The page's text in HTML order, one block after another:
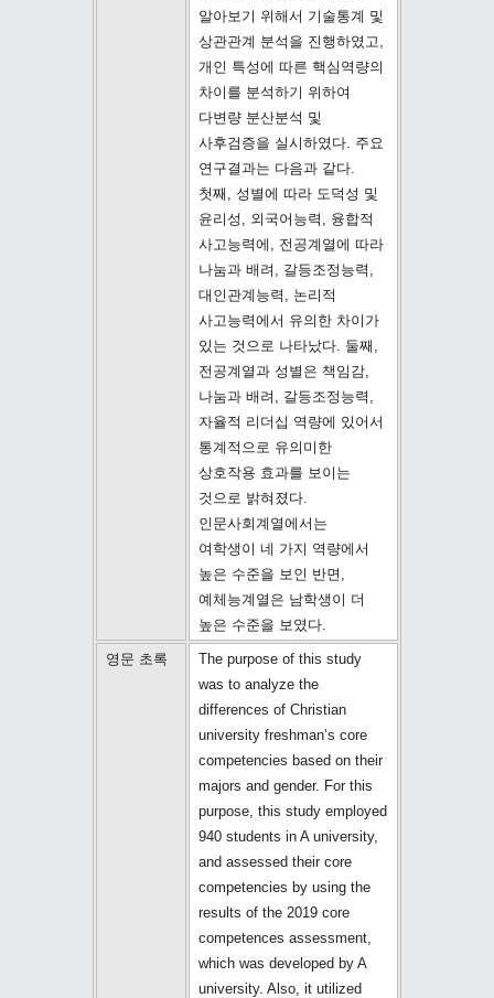
알아보기 위해서 기술통계 및
상관관계 분석을 진행하였고,
개인 특성에 따른 핵심역량의
차이를 분석하기 위하여
다변량 분산분석 및
사후검증을 실시하였다. 주요
연구결과는 다음과 같다.
첫째, 성별에 따라 도덕성 및
윤리성, 외국어능력, 융합적
사고능력에, 전공계열에 따라
나눔과 배려, 갈등조정능력,
대인관계능력, 논리적
사고능력에서 유의한 차이가
있는 것으로 나타났다. 둘째,
전공계열과 성별은 책임감,
나눔과 배려, 갈등조정능력,
자율적 리더십 역량에 있어서
통계적으로 유의미한
상호작용 효과를 보이는
것으로 밝혀졌다.
인문사회계열에서는
여학생이 네 가지 역량에서
높은 수준을 보인 반면,
예체능계열은 남학생이 더
높은 수준을 보였다.
영문 초록
The purpose of this study
was to analyze the
differences of Christian
university freshman’s core
competencies based on their
majors and gender. For this
purpose, this study employed
940 students in A university,
and assessed their core
competencies by using the
results of the 2019 core
competences assessment,
which was developed by A
university. Also, it utilized